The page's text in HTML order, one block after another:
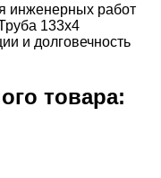
инженерных работ
133x4
и долговечность
товара: